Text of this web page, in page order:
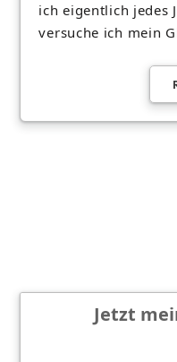
ich eigentlich jedes
versuche ich mein
Jetzt